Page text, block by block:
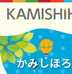
かみしほ